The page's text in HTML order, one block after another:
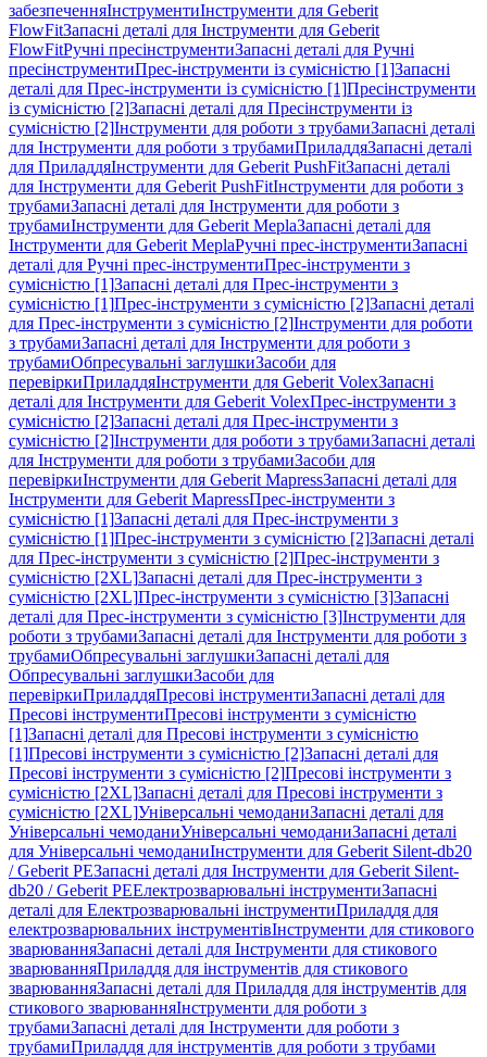
забезпеченняІнструментиІнструменти для Geberit
FlowFitЗапасні деталі для Інструменти для Geberit
FlowFitРучні пресінструментиЗапасні деталі для Ручні
пресінструментиПрес-інструменти із сумісністю [1]Запасні
деталі для Прес-інструменти із сумісністю [1]Пресінструменти
із сумісністю [2]Запасні деталі для Пресінструменти із
сумісністю [2]Інструменти для роботи з трубамиЗапасні деталі
для Інструменти для роботи з трубамиПриладдяЗапасні деталі
для ПриладдяІнструменти для Geberit PushFitЗапасні деталі
для Інструменти для Geberit PushFitІнструменти для роботи з
трубамиЗапасні деталі для Інструменти для роботи з
трубамиІнструменти для Geberit MeplaЗапасні деталі для
Інструменти для Geberit MeplaРучні прес-інструментиЗапасні
деталі для Ручні прес-інструментиПрес-інструменти з
сумісністю [1]Запасні деталі для Прес-інструменти з
сумісністю [1]Прес-інструменти з сумісністю [2]Запасні деталі
для Прес-інструменти з сумісністю [2]Інструменти для роботи
з трубамиЗапасні деталі для Інструменти для роботи з
трубамиОбпресувальні заглушкиЗасоби для
перевіркиПриладдяІнструменти для Geberit VolexЗапасні
деталі для Інструменти для Geberit VolexПрес-інструменти з
сумісністю [2]Запасні деталі для Прес-інструменти з
сумісністю [2]Інструменти для роботи з трубамиЗапасні деталі
для Інструменти для роботи з трубамиЗасоби для
перевіркиІнструменти для Geberit MapressЗапасні деталі для
Інструменти для Geberit MapressПрес-інструменти з
сумісністю [1]Запасні деталі для Прес-інструменти з
сумісністю [1]Прес-інструменти з сумісністю [2]Запасні деталі
для Прес-інструменти з сумісністю [2]Прес-інструменти з
сумісністю [2XL]Запасні деталі для Прес-інструменти з
сумісністю [2XL]Прес-інструменти з сумісністю [3]Запасні
деталі для Прес-інструменти з сумісністю [3]Інструменти для
роботи з трубамиЗапасні деталі для Інструменти для роботи з
трубамиОбпресувальні заглушкиЗапасні деталі для
Обпресувальні заглушкиЗасоби для
перевіркиПриладдяПресові інструментиЗапасні деталі для
Пресові інструментиПресові інструменти з сумісністю
[1]Запасні деталі для Пресові інструменти з сумісністю
[1]Пресові інструменти з сумісністю [2]Запасні деталі для
Пресові інструменти з сумісністю [2]Пресові інструменти з
сумісністю [2XL]Запасні деталі для Пресові інструменти з
сумісністю [2XL]Універсальні чемоданиЗапасні деталі для
Універсальні чемоданиУніверсальні чемоданиЗапасні деталі
для Універсальні чемоданиІнструменти для Geberit Silent-db20
/ Geberit PEЗапасні деталі для Інструменти для Geberit Silent-
db20 / Geberit PEЕлектрозварювальні інструментиЗапасні
деталі для Електрозварювальні інструментиПриладдя для
електрозварювальних інструментівІнструменти для стикового
зварюванняЗапасні деталі для Інструменти для стикового
зварюванняПриладдя для інструментів для стикового
зварюванняЗапасні деталі для Приладдя для інструментів для
стикового зварюванняІнструменти для роботи з
трубамиЗапасні деталі для Інструменти для роботи з
трубамиПриладдя для інструментів для роботи з трубами